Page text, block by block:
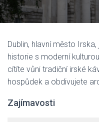
Dublin, hlavní město
historie s moderní
cítíte vůni tradiční irské
hospůdek a obdivujete
Zajímavosti